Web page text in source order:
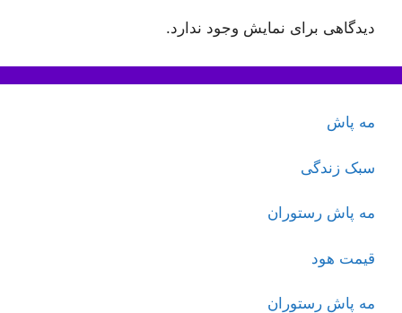
دیدگاهی برای نمایش وجود ندارد.
مه پاش
سبک زندگی
مه پاش رستوران
قیمت هود
مه پاش رستوران